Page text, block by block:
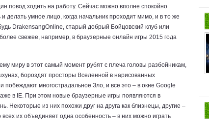
повод ходить на работу. Сейчас можно вполне спокойно
делать умное лицо, когда начальник проходит мимо, и в то же
DrakensangOnline, старый добрый Бойцовский клуб или
свежее, например, в браузерные онлайн игры 2015 года
миру в этот самый момент рубят с плеча головы разбойникам,
бороздят просторы Вселенной в нарисованных
побеждают многострадальное Зло, и все это – в окне Google
в IE. При этом новые браузерные игры появляются в
Некоторые из них похожи друг на друга как близнецы, другие –
их объединяет одна особенность – в них можно играть